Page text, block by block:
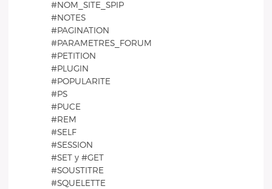
#NOM_SITE_SPIP
#NOTES
#PAGINATION
#PARAMETRES_FORUM
#PETITION
#PLUGIN
#POPULARITE
#PS
#PUCE
#REM
#SELF
#SESSION
#SET y #GET
#SOUSTITRE
#SQUELETTE